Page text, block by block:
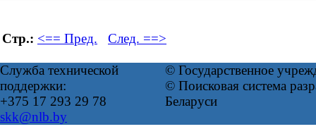
Стр.: <== Пред. След. ==>
Служба технической
поддержки:
+375 17 293 29 78
skk@nlb.by
© Государственное
© Поисковая система
Беларуси